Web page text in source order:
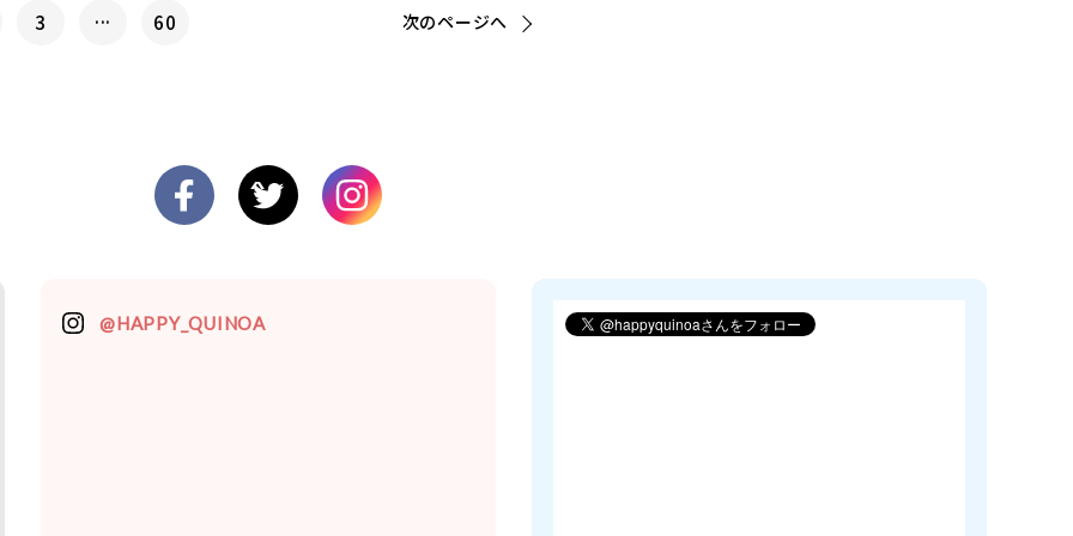
3 ... 次のページへ
60
@HAPPY_QUINOA